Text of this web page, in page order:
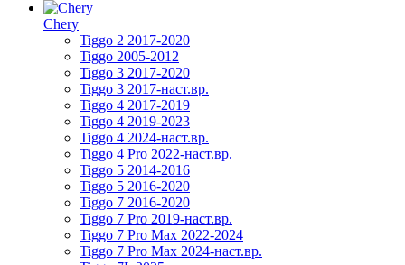
Chery
Tiggo 2 2017-2020
Tiggo 2005-2012
Tiggo 3 2017-2020
Tiggo 3 2017-наст.вр.
Tiggo 4 2017-2019
Tiggo 4 2019-2023
Tiggo 4 2024-наст.вр.
Tiggo 4 Pro 2022-наст.вр.
Tiggo 5 2014-2016
Tiggo 5 2016-2020
Tiggo 7 2016-2020
Tiggo 7 Pro 2019-наст.вр.
Tiggo 7 Pro Max 2022-2024
Tiggo 7 Pro Max 2024-наст.вр.